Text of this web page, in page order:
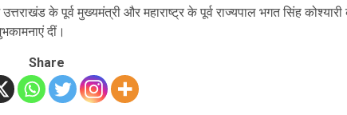
के पूर्व मुख्यमंत्री और महाराष्ट्र के पूर्व राज्यपाल भगत सिंह कोश्यारी
दीं।
Share